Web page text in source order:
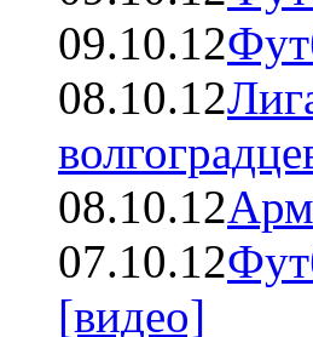
09.10.12
08.10.12
08.10.12
07.10.12
[видео]